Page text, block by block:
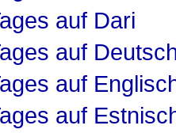
auf Dari
auf
auf
auf